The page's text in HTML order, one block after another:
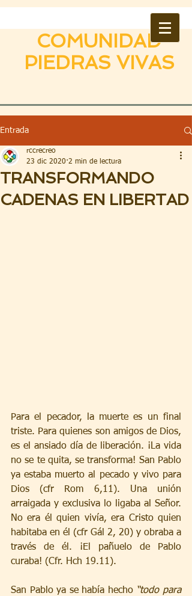
COMUNIDAD
PIEDRAS VIVAS
Entrada
TRANSFORMANDO
CADENAS EN LIBERTAD
rccrecreo
23 dic 2020 2 min de lectura
Para el pecador, la muerte es un final
triste. Para quienes son amigos de Dios,
es el ansiado día de liberación. ¡La vida
no se te quita, se transforma! San Pablo
ya estaba muerto al pecado y vivo para
Dios (cfr Rom 6,11). Una unión
arraigada y exclusiva lo ligaba al Señor.
No era él quien vivía, era Cristo quien
habitaba en él (cfr Gál 2, 20) y obraba a
través de él. ¡El pañuelo de Pablo
curaba! (Cfr. Hch 19.11).
San Pablo ya se había hecho “todo para